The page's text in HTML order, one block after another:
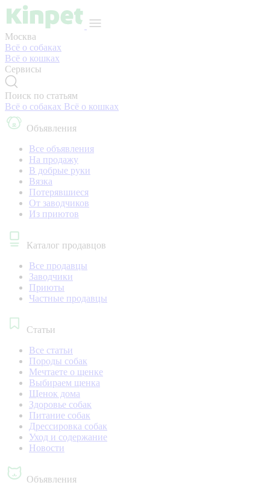
Москва
Всё о собаках
Всё о кошках
Сервисы
Поиск по статьям
Всё о собаках Всё о кошках
Объявления
Все объявления
На продажу
В добрые руки
Вязка
Потерявшиеся
От заводчиков
Из приютов
Каталог продавцов
Все продавцы
Заводчики
Приюты
Частные продавцы
Статьи
Все статьи
Породы собак
Мечтаете о щенке
Выбираем щенка
Щенок дома
Здоровье собак
Питание собак
Дрессировка собак
Уход и содержание
Новости
Объявления